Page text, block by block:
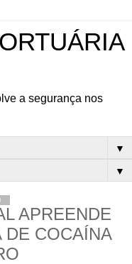
a segurança nos
▼
▼
APREENDE
DE COCAÍNA